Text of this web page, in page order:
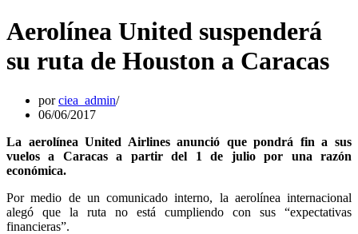
Aerolínea United suspenderá
su ruta de Houston a Caracas
porciea_admin
06/06/2017
La aerolínea United Airlines anunció que pondrá fin a sus
vuelos a Caracas a partir del 1 de julio por una razón
económica.
Por medio de un comunicado interno, la aerolínea internacional
alegó que la ruta no está cumpliendo con sus “expectativas
financieras”.